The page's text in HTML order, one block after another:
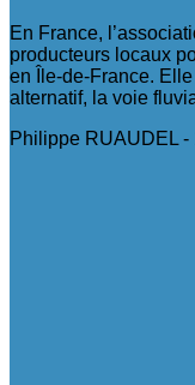
En France,
producteurs locaux
en Île-de-France.
alternatif, la voie
Philippe RUAUDEL